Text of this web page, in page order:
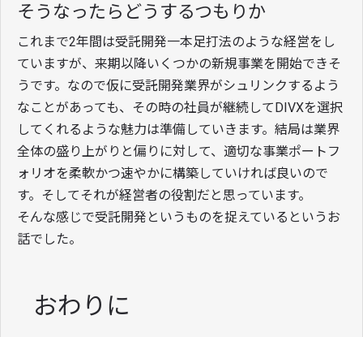
そうなったらどうするつもりか
これまで2年間は受託開発一本足打法のような経営をし
ていますが、来期以降いくつかの新規事業を開始できそ
うです。なので仮に受託開発業界がシュリンクするよう
なことがあっても、その時の社員が継続してDIVXを選択
してくれるような魅力は準備していきます。結局は業界
全体の盛り上がりと偏りに対して、適切な事業ポートフ
ォリオを柔軟かつ速やかに構築していければ良いので
す。そしてそれが経営者の役割だと思っています。
そんな感じで受託開発というものを捉えているというお
話でした。
おわりに